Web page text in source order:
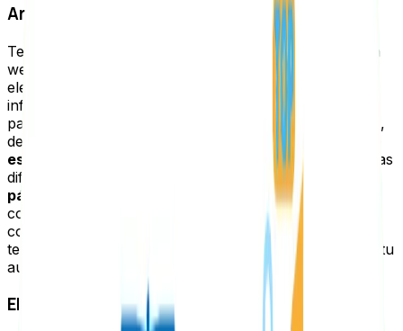
Arquitectura web y enlazado interno
Ten en cuenta que la estructura interna de una página
web y sus distintos niveles de navegación también son
elementos clave, ya que Google debe saber cuál es la
información más importante dentro de nuestra página
para poder realizar una adecuada indexación. Además,
debes asegurarte de que
todas las páginas de tu web
estén enlazadas
desde al menos una (o varias) páginas
diferentes,
de no ser así, estas serán consideradas
páginas huérfanas
. Cuando el contenido del sitio está
correctamente enlazado, Google puede ver cómo el
contenido se relaciona entre sí y su profundidad sobre
temas particulares, de esta forma se impulsa aún más tu
autoridad.
El título y la Meta-descripción